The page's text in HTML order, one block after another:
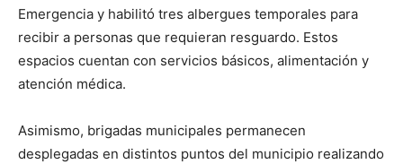
Emergencia y habilitó tres albergues temporales para
recibir a personas que requieran resguardo. Estos
espacios cuentan con servicios básicos, alimentación y
atención médica.
Asimismo, brigadas municipales permanecen
desplegadas en distintos puntos del municipio realizando